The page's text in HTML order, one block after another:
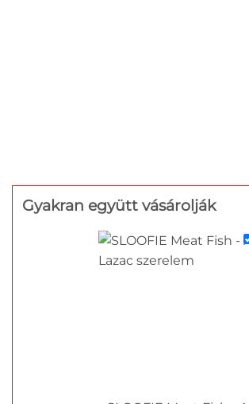
Gyakran együtt vásárolják